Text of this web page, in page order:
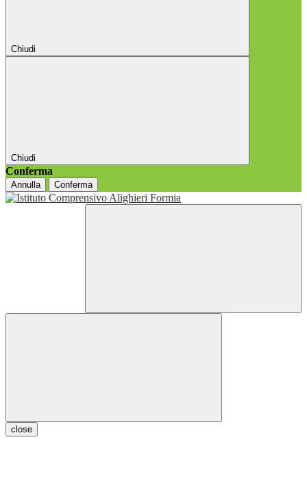
Chiudi
Chiudi
Conferma
Annulla Conferma
close